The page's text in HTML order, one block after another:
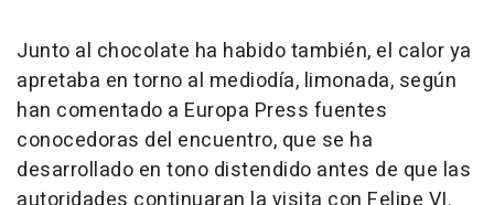
Junto al chocolate ha habido también, el calor ya
apretaba en torno al mediodía, limonada, según
han comentado a Europa Press fuentes
conocedoras del encuentro, que se ha
desarrollado en tono distendido antes de que las